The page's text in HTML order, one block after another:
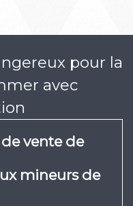
pour la
avec
vente de
mineurs de